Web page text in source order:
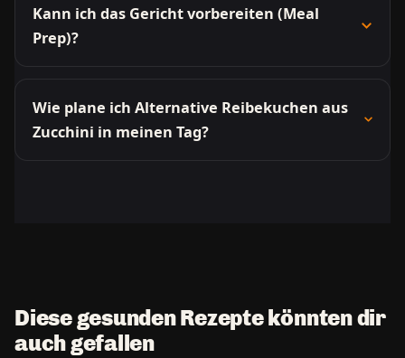
Kann ich das Gericht vorbereiten (Meal
Prep)?
Wie plane ich Alternative Reibekuchen aus
Zucchini in meinen Tag?
Diese gesunden Rezepte könnten dir
auch gefallen